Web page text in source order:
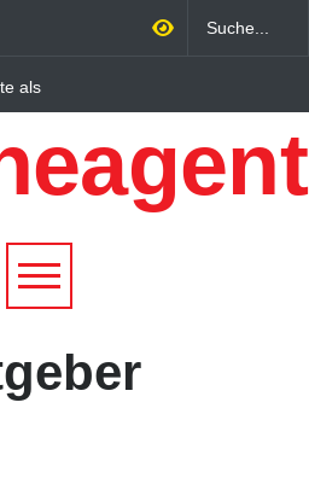
als
Wie
von
digitalen Zeitalter:
Unternehmen
wachsen lässt